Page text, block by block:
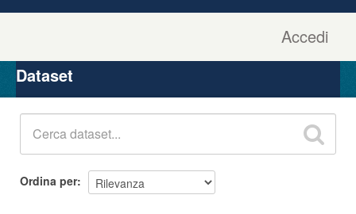
Accedi
Organizzazioni
Gruppi
Dataset
Ordina per